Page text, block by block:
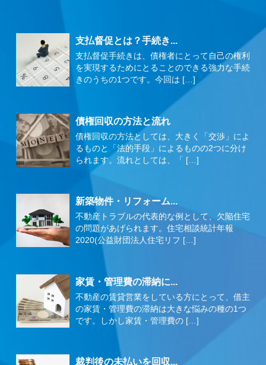
支払督促とは？手続き...
支払督促手続きは、債権者にとって自己の権利
を実現するためにとることのできる強力な手続
きのうちの1つです。今回は […]
債権回収の方法と流れ
債権回収の方法としては、大きく「交渉」によ
るものと「法的手段」によるものの2つに分け
られます。流れとしては、「 […]
新築物件・リフォーム...
不動産トラブルの代表的な例として、欠陥住宅
の問題があげられます。住宅相談統計年報
2020(公益財団法人住宅リフ […]
家賃・管理費の滞納に...
不動産の賃貸営業をしている方にとって、借主
の家賃・管理費の滞納は大きな悩みの種の1つ
です。しかし家賃・管理費の […]
裁判後の未払いを回収...